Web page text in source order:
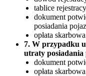
tablice
dokument
posiadania
opłata
7. W przypadku
utraty posiadania
dokument
opłata